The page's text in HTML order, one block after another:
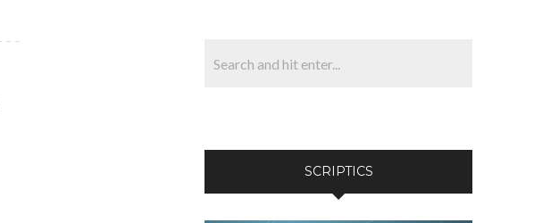
SCRIPTICS